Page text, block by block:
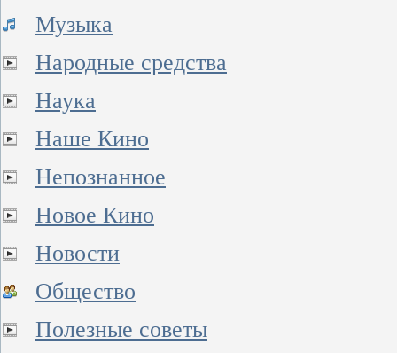
Музыка
Народные средства
Наука
Наше Кино
Непознанное
Новое Кино
Новости
Общество
Полезные советы